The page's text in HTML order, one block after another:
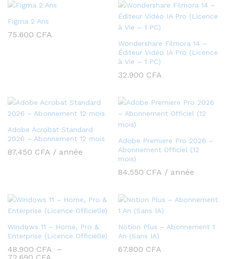
Figma 2 Ans
75.600 CFA
Wondershare Filmora 14 –
Éditeur Vidéo IA Pro (Licence
à Vie – 1 PC)
32.900 CFA
Adobe Acrobat Standard
2026 – Abonnement 12 mois
87.450 CFA / année
Adobe Premiere Pro 2026 –
Abonnement Officiel (12
mois)
84.550 CFA / année
Windows 11 – Home, Pro &
Enterprise (Licence Officielle)
48.900 CFA
–
Notion Plus – Abonnement 1
An (Sans IA)
67.800 CFA